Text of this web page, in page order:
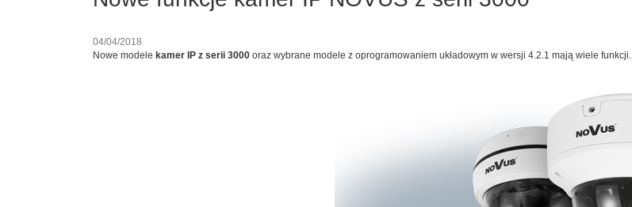
04/04/2018
Nowe modele kamer IP z serii 3000 oraz wybrane modele z oprogramowaniem układowym w wersji 4.2.1 mają wiele funkcji.